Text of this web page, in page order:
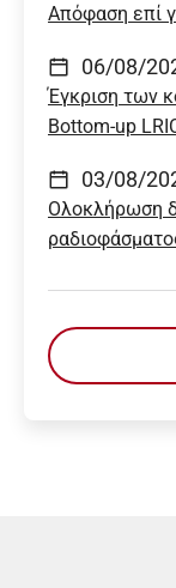
Απόφαση επί
06/08/
Έγκριση των
Bottom-up
03/08/
Ολοκλήρωση